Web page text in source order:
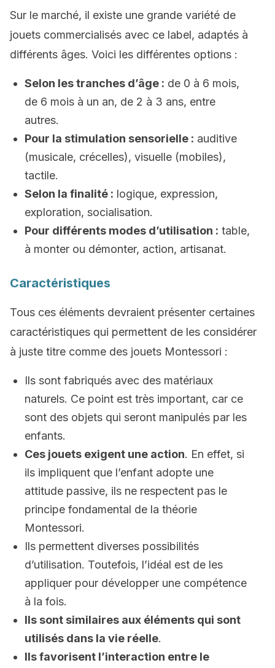
Sur le marché, il existe une grande variété de
jouets commercialisés avec ce label, adaptés à
différents âges. Voici les différentes options :
Selon les tranches d’âge : de 0 à 6 mois,
de 6 mois à un an, de 2 à 3 ans, entre
autres.
Pour la stimulation sensorielle : auditive
(musicale, crécelles), visuelle (mobiles),
tactile.
Selon la finalité : logique, expression,
exploration, socialisation.
Pour différents modes d’utilisation : table,
à monter ou démonter, action, artisanat.
Caractéristiques
Tous ces éléments devraient présenter certaines
caractéristiques qui permettent de les considérer
à juste titre comme des jouets Montessori :
Ils sont fabriqués avec des matériaux
naturels. Ce point est très important, car ce
sont des objets qui seront manipulés par les
enfants.
Ces jouets exigent une action. En effet, si
ils impliquent que l’enfant adopte une
attitude passive, ils ne respectent pas le
principe fondamental de la théorie
Montessori.
Ils permettent diverses possibilités
d’utilisation. Toutefois, l’idéal est de les
appliquer pour développer une compétence
à la fois.
Ils sont similaires aux éléments qui sont
utilisés dans la vie réelle.
Ils favorisent l’interaction entre le